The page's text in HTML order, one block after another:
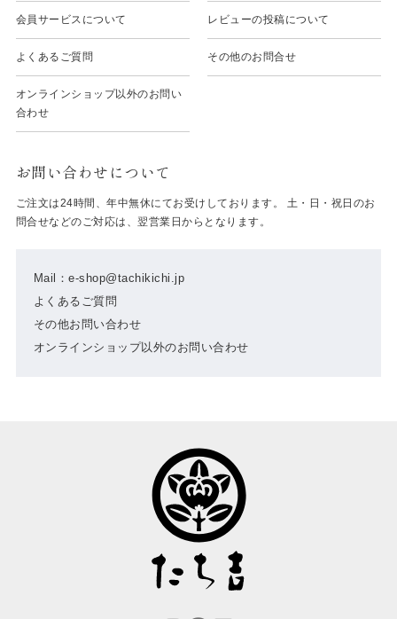
会員サービスについて レビューの投稿について
よくあるご質問 その他のお問合せ
オンラインショップ以外のお問い
合わせ
お問い合わせについて
Mail：e-shop@tachikichi.jp
よくあるご質問
その他お問い合わせ
オンラインショップ以外のお問い合わせ
ご注文は24時間、年中無休にてお受けしております。 土・日・祝日のお
問合せなどのご対応は、翌営業日からとなります。